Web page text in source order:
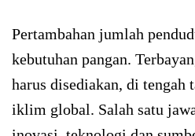
Pertambahan jumlah
kebutuhan pangan.
harus disediakan, di tengah
iklim global. Salah satu